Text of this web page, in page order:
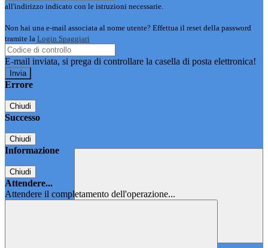
all'indirizzo indicato con le istruzioni necessarie.
Non hai una e-mail associata al nome utente? Effettua il reset della password
tramite la Login Spaggiari
E-mail inviata, si prega di controllare la casella di posta elettronica!
Errore
Chiudi
Successo
Chiudi
Informazione
Chiudi
Attendere...
Attendere il completamento dell'operazione...